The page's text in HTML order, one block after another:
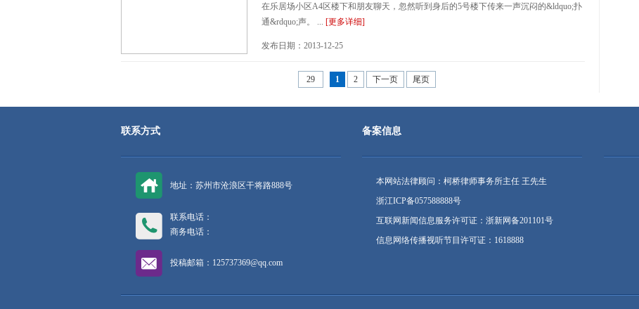
在乐居场小区A4区楼下和朋友聊天，忽然听到身后的5号楼下传来一声沉闷的&ldquo;扑
通&rdquo;声。 ... [更多详细]
发布日期：2013-12-25
29 1 2 下一页 尾页
联系方式
地址：苏州市沧浪区干将路888号
联系电话：
商务电话：
投稿邮箱：125737369@qq.com
备案信息
本网站法律顾问：柯桥律师事务所主任 王先生
浙江ICP备057588888号
互联网新闻信息服务许可证：浙新网备201101号
信息网络传播视听节目许可证：1618888